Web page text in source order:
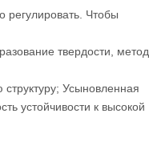
регулировать. Чтобы
твердости, метод
Усыновленная
устойчивости к высокой